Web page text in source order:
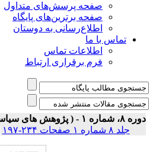
صفحه پرسش‌های متداول
صفحه برترین‌های پایگاه
اطلاع‌رسانی به دوستان
تماس با ما
اطلاعات تماس
فرم برقراری ارتباط
۱ - ( پژوهش های سیاسی جهان اسلام ۱۳۹۷ )
جلد ۸ شماره ۱ صفحات ۲۳۴-۱۹۷
|